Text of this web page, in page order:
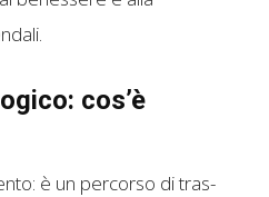
cos’è
è un percorso di tras-